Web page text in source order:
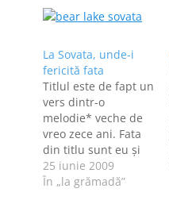
La Sovata, unde-i
fericită fata
Titlul este de fapt un
vers dintr-o
melodie* veche de
vreo zece ani. Fata
din titlu sunt eu şi
sunt fericită pentru
că în scurt timp voi
25 iunie 2009
În „la grămadă”